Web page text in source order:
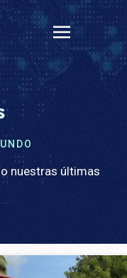
nuestras últimas